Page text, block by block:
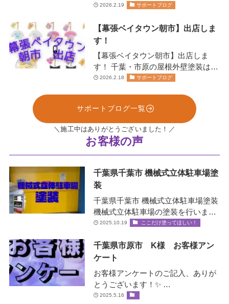
11:00~20:00日にちにより営業…
2026.2.19 サポートブログ
【幕張ベイタウン朝市】出店しま
す！
【幕張ベイタウン朝市】出店しま
す！ 千葉・市原の屋根外壁塗装は、
お任せください！株式会社リペイン
2026.2.18 サポートブログ
サポートブログ一覧
＼施工中はありがとうございました！／
お客様の声
千葉県千葉市 機械式立体駐車場塗
装
千葉県千葉市 機械式立体駐車場塗装
機械式立体駐車場の塗装を行いまし
た！✨ 機械式立体駐車場とは？ エレ
2025.10.19 ここだけ塗ってほしい！
千葉県市原市 K様 お客様アン
ケート
お客様アンケートのご記入、ありが
とうございます！✨ …
2025.5.16